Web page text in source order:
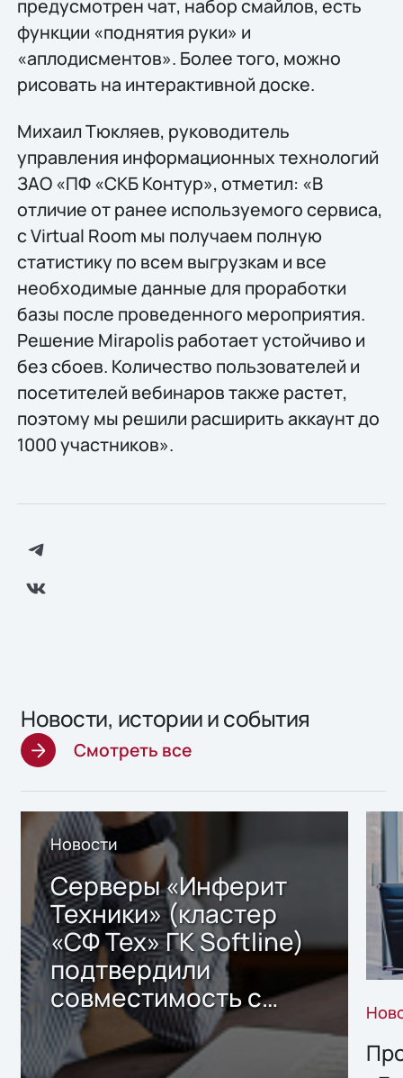
предусмотрен чат, набор смайлов, есть
функции «поднятия руки» и
«аплодисментов». Более того, можно
рисовать на интерактивной доске.
Михаил Тюкляев, руководитель
управления информационных технологий
ЗАО «ПФ «СКБ Контур», отметил: «В
отличие от ранее используемого сервиса,
с Virtual Room мы получаем полную
статистику по всем выгрузкам и все
необходимые данные для проработки
базы после проведенного мероприятия.
Решение Mirapolis работает устойчиво и
без сбоев. Количество пользователей и
посетителей вебинаров также растет,
поэтому мы решили расширить аккаунт до
1000 участников».
Новости, истории и события
Смотреть все
Новости
Серверы «Инферит
Техники» (кластер
«СФ Тех» ГК Softline)
подтвердили
совместимость с
решением Sharx
Storage 2.x для